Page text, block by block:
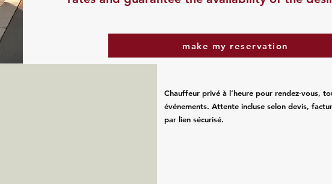
make my reservation
Chauffeur privé à l’heure pour rendez‑vous,
événements. Attente incluse selon devis,
par lien sécurisé.